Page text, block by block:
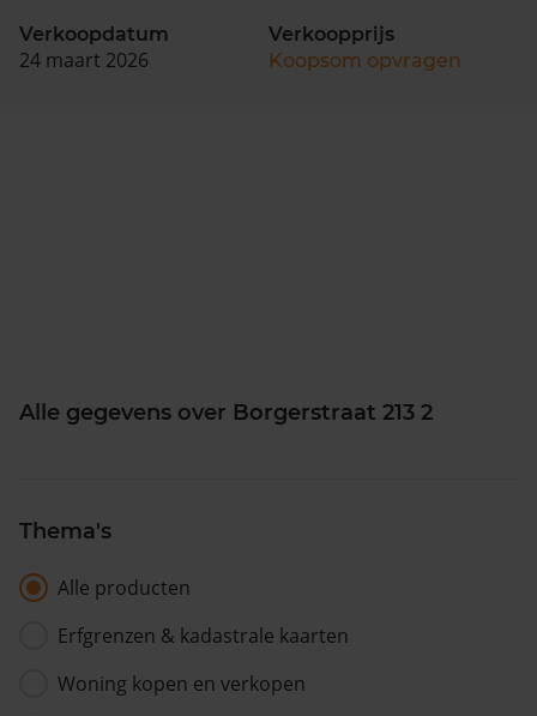
Verkoopdatum
24 maart 2026
Verkoopprijs
Koopsom opvragen
Alle gegevens over Borgerstraat 213 2
Thema's
Alle producten
Erfgrenzen & kadastrale kaarten
Woning kopen en verkopen